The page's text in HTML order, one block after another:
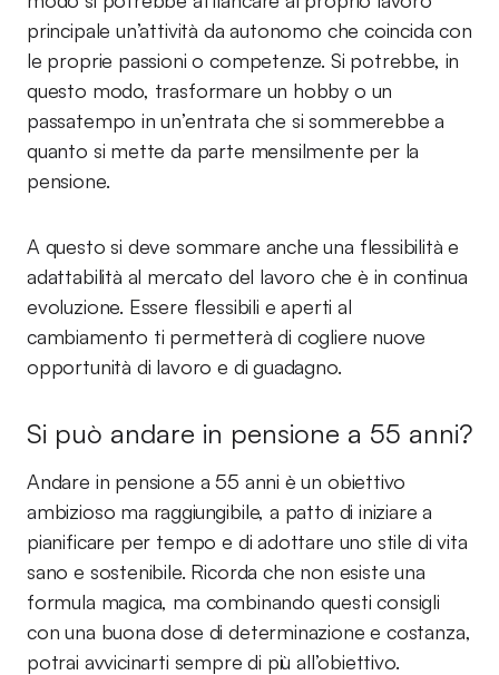
principale un’attività da autonomo che coincida con
le proprie passioni o competenze. Si potrebbe, in
questo modo, trasformare un hobby o un
passatempo in un’entrata che si sommerebbe a
quanto si mette da parte mensilmente per la
pensione.
A questo si deve sommare anche una flessibilità e
adattabilità al mercato del lavoro che è in continua
evoluzione. Essere flessibili e aperti al
cambiamento ti permetterà di cogliere nuove
opportunità di lavoro e di guadagno.
Si può andare in pensione a 55 anni?
Andare in pensione a 55 anni è un obiettivo
ambizioso ma raggiungibile, a patto di iniziare a
pianificare per tempo e di adottare uno stile di vita
sano e sostenibile. Ricorda che non esiste una
formula magica, ma combinando questi consigli
con una buona dose di determinazione e costanza,
potrai avvicinarti sempre di più all’obiettivo.